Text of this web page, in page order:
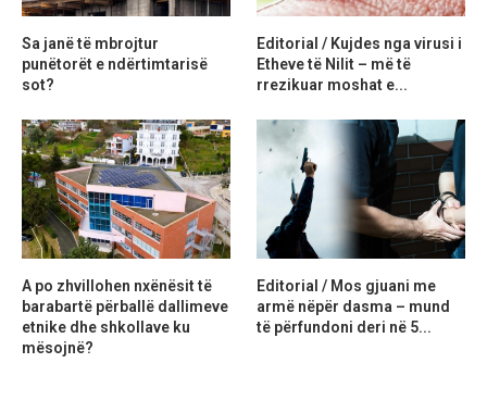
Sa janë të mbrojtur
punëtorët e ndërtimtarisë
sot?
Editorial / Kujdes nga virusi i
Etheve të Nilit – më të
rrezikuar moshat e...
A po zhvillohen nxënësit të
barabartë përballë dallimeve
etnike dhe shkollave ku
mësojnë?
Editorial / Mos gjuani me
armë nëpër dasma – mund
të përfundoni deri në 5...